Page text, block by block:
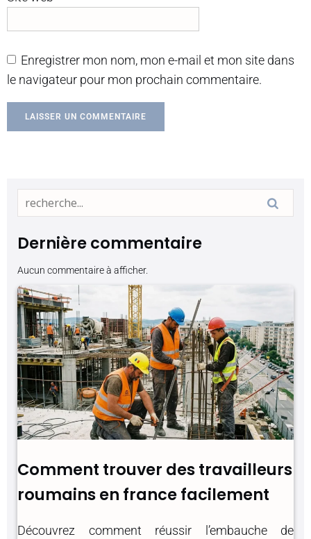
Enregistrer mon nom, mon e-mail et mon site dans
le navigateur pour mon prochain commentaire.
Dernière commentaire
Aucun commentaire à afficher.
Comment trouver des travailleurs
roumains en france facilement
Découvrez comment réussir l’embauche de